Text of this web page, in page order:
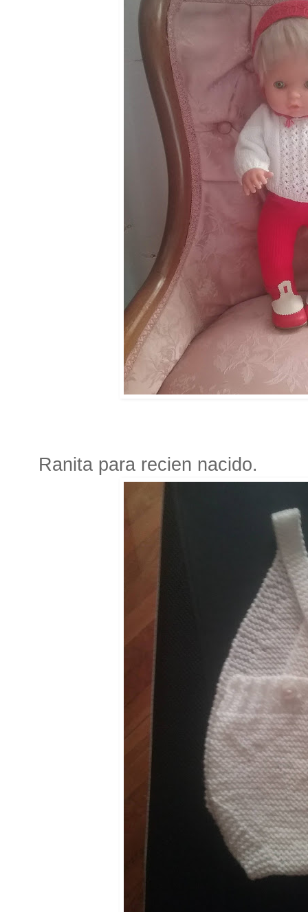
Ranita para recien nacido.